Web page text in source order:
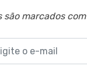
são marcados com